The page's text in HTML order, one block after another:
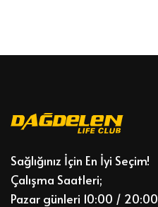
Sağlığınız İçin En İyi Seçim!
Çalışma Saatleri;
Pazar günleri 10:00 / 20:00